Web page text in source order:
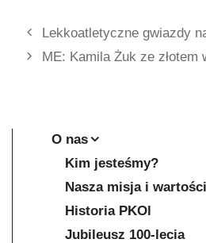
Lekkoatletyczne gwiazdy
ME: Kamila Żuk ze złotem
O nas
Kim jesteśmy?
Nasza misja i wartości
Historia PKOl
Jubileusz 100-lecia